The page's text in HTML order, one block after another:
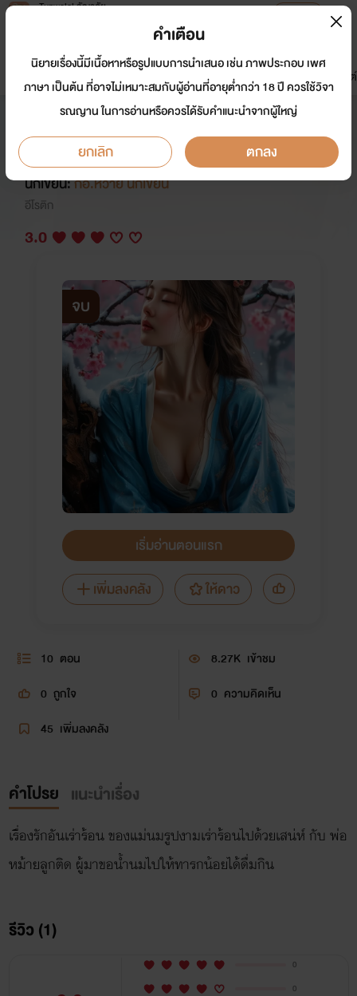
Tunwalai ธัญวลัย
หน้าแรก นิยาย อีบุ๊ก การ์ตูน
มาใหม่
ดรีมแชท ธัญลิสต์
ซูฮวา แม่นมร้อนรัก (กระท่อมกลาง
นักเขียน:กอ.หวาย นักเขียน
อีโรติก
3.0
จบ
เริ่มอ่านตอนแรก
เพิ่มลงคลัง
ให้ดาว
10 ตอน 8.27K เข้าชม
0 ถูกใจ 0 ความคิดเห็น
45 เพิ่มลงคลัง
คำโปรย แนะนำเรื่อง
เรื่องรักอันเร่าร้อน ของแม่นมรูปงามเร่าร้อนไปด้วยเสน่ห์ กับ พ่อ
หม้ายลูกติด ผู้มาขอน้ำนมไปให้ทารกน้อยได้ดื่มกิน
รีวิว (1)
0
0
คำเตือน
นิยายเรื่องนี้มีเนื้อหาหรือรูปแบบการนำเสนอ เช่น ภาพประกอบ เพศ
ภาษา เป็นต้น ที่อาจไม่เหมาะสมกับผู้อ่านที่อายุต่ำกว่า 18 ปี ควรใช้วิจา
รณญาน ในการอ่านหรือควรได้รับคำแนะนำจากผู้ใหญ่
ยกเลิก ตกลง